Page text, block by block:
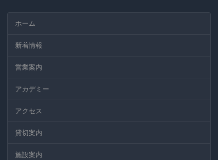
ホーム
新着情報
営業案内
アカデミー
アクセス
貸切案内
施設案内